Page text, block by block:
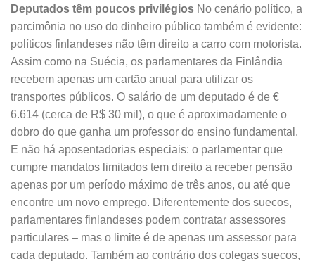
Deputados têm poucos privilégios No cenário político, a
parcimônia no uso do dinheiro público também é evidente:
políticos finlandeses não têm direito a carro com motorista.
Assim como na Suécia, os parlamentares da Finlândia
recebem apenas um cartão anual para utilizar os
transportes públicos. O salário de um deputado é de €
6.614 (cerca de R$ 30 mil), o que é aproximadamente o
dobro do que ganha um professor do ensino fundamental.
E não há aposentadorias especiais: o parlamentar que
cumpre mandatos limitados tem direito a receber pensão
apenas por um período máximo de três anos, ou até que
encontre um novo emprego. Diferentemente dos suecos,
parlamentares finlandeses podem contratar assessores
particulares – mas o limite é de apenas um assessor para
cada deputado. Também ao contrário dos colegas suecos,